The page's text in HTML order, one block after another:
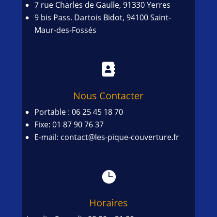
7 rue Charles de Gaulle, 91330 Yerres
9 bis Pass. Dartois Bidot, 94100 Saint-
Maur-des-Fossés

Nous Contacter
Portable : 06 25 45 18 70
Fixe: 01 87 90 76 37
E-mail: contact@les-pique-couverture.fr

Horaires